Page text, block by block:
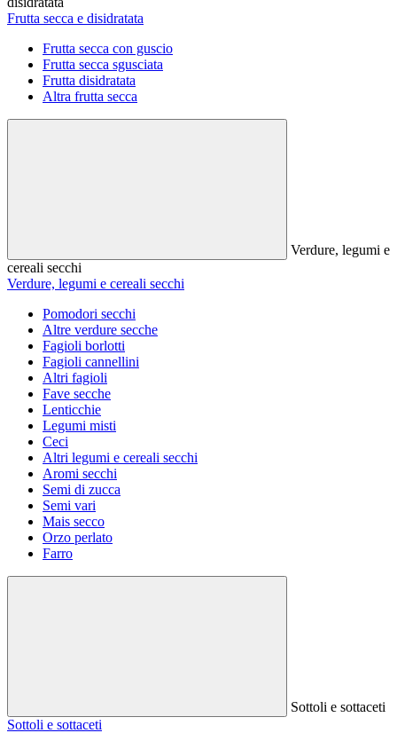
Frutta secca e disidratata
Frutta secca con guscio
Frutta secca sgusciata
Frutta disidratata
Altra frutta secca
Verdure, legumi e
cereali secchi
Verdure, legumi e cereali secchi
Pomodori secchi
Altre verdure secche
Fagioli borlotti
Fagioli cannellini
Altri fagioli
Fave secche
Lenticchie
Legumi misti
Ceci
Altri legumi e cereali secchi
Aromi secchi
Semi di zucca
Semi vari
Mais secco
Orzo perlato
Farro
Sottoli e sottaceti
Sottoli e sottaceti